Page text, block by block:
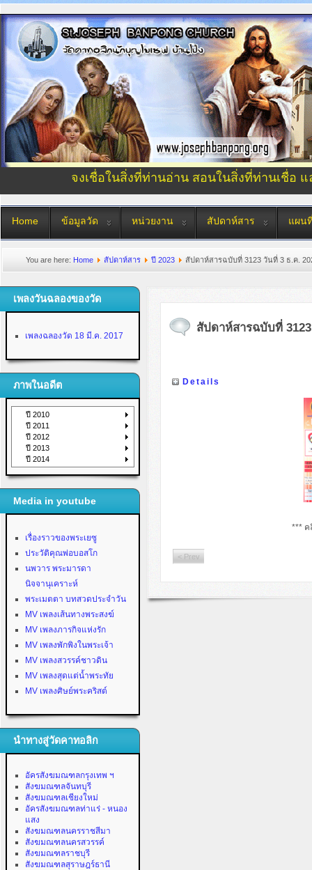
จงเชื่อในสิ่งที่ท่านอ่าน สอนในสิ่งที่ท่านเชื่อ
Home ข้อมูลวัด หน่วยงาน สัปดาห์สาร แผน
You are here: Home สัปดาห์สาร ปี 2023 สัปดาห์สารฉบับที่ 3123 วันที่ 3 ธ.ค.
เพลงวันฉลองของวัด
เพลงฉลองวัด 18 มี.ค. 2017
ภาพในอดีต
ปี 2010
ปี 2011
ปี 2012
ปี 2013
ปี 2014
Media in youtube
เรื่องราวของพระเยซู
ประวัติคุณพ่อบอสโก
นพวาร พระมารดา
นิจจานุเคราะห์
พระเมตตา บทสวดประจำวัน
MV เพลงเส้นทางพระสงฆ์
MV เพลงภารกิจแห่งรัก
MV เพลงพักพิงในพระเจ้า
MV เพลงสวรรค์ชาวดิน
MV เพลงสุดแต่น้ำพระทัย
MV เพลงศิษย์พระคริสต์
นำทางสู่วัดคาทอลิก
อัครสังฆมณฑลกรุงเทพ ฯ
สังฆมณฑลจันทบุรี
สังฆมณฑลเชียงใหม่
อัครสังฆมณฑลท่าแร่ - หนอง
แสง
สังฆมณฑลนครราชสีมา
สังฆมณฑลนครสวรรค์
สังฆมณฑลราชบุรี
สังฆมณฑลสุราษฎร์ธานี
สัปดาห์สารฉบับที่
Details
*** ค
< Prev